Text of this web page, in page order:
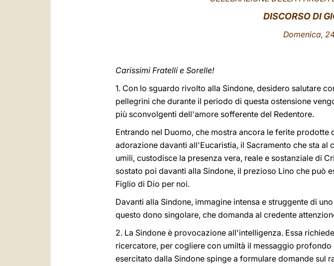
DISCORSO DI
Domenica,
Carissimi Fratelli e Sorelle!
1. Con lo sguardo rivolto alla Sindone, desidero salutare
pellegrini che durante il periodo di questa ostensione
più sconvolgenti dell'amore sofferente del Redentore.
Entrando nel Duomo, che mostra ancora le ferite
adorazione davanti all'Eucaristia, il Sacramento che sta
umili, custodisce la presenza vera, reale e sostanziale di
sostato poi davanti alla Sindone, il prezioso Lino che può
Figlio di Dio per noi.
Davanti alla Sindone, immagine intensa e struggente di
questo dono singolare, che domanda al credente
2. La Sindone è provocazione all'intelligenza. Essa
ricercatore, per cogliere con umiltà il messaggio
esercitato dalla Sindone spinge a formulare domande sul